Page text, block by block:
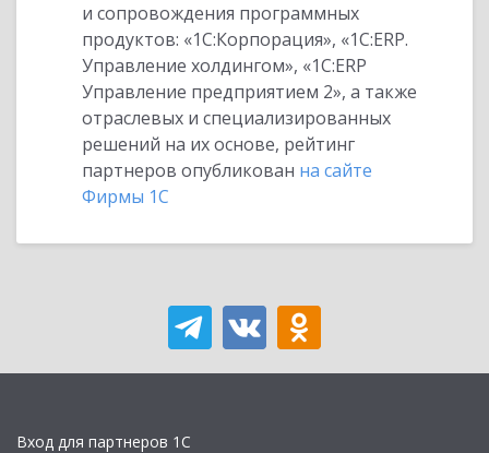
и сопровождения программных
продуктов: «1С:Корпорация», «1С:ERP.
Управление холдингом», «1С:ERP
Управление предприятием 2», а также
отраслевых и специализированных
решений на их основе, рейтинг
партнеров опубликован на сайте
Фирмы 1С
Вход для партнеров 1С